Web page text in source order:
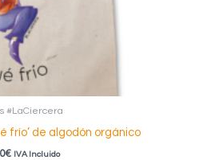
#LaCiercera
frío’ de algodón orgánico
€ IVA Incluido